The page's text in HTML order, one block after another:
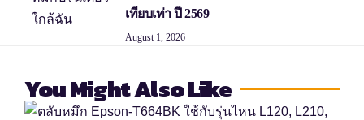
เทียบเท่า ปี 2569
August 1, 2026
You Might Also Like